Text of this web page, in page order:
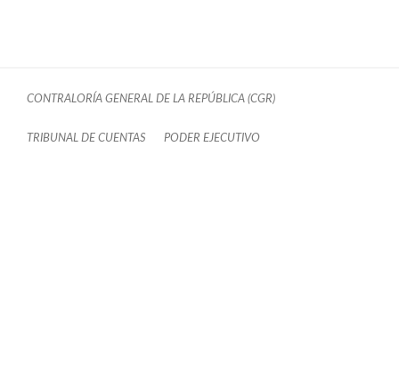
CONTRALORÍA GENERAL DE LA REPÚBLICA (CGR)
TRIBUNAL DE CUENTAS PODER EJECUTIVO